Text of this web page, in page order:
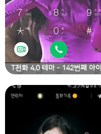
T전화 4.0 테마 - 142번째 아